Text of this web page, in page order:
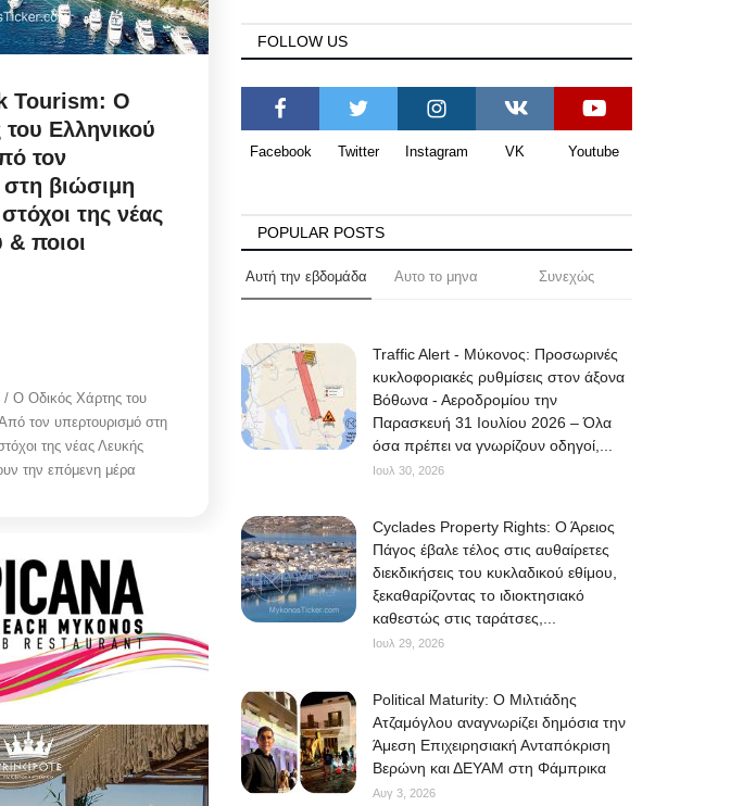
Tourism: Ο
Ελληνικού
τον
βιώσιμη
της νέας
ποιοι
Ο Οδικός Χάρτης του
τον υπερτουρισμό στη
της νέας Λευκής
την επόμενη μέρα
FOLLOW US
Facebook Twitter Instagram VK Youtube
POPULAR POSTS
Αυτή την εβδομάδα Αυτο το μηνα Συνεχώς
Traffic Alert - Μύκονος: Προσωρινές
κυκλοφοριακές ρυθμίσεις στον άξονα
Βόθωνα - Αεροδρομίου την
Παρασκευή 31 Ιουλίου 2026 – Όλα
όσα πρέπει να γνωρίζουν οδηγοί,...
Ιουλ 30, 2026
Cyclades Property Rights: Ο Άρειος
Πάγος έβαλε τέλος στις αυθαίρετες
διεκδικήσεις του κυκλαδικού εθίμου,
ξεκαθαρίζοντας το ιδιοκτησιακό
καθεστώς στις ταράτσες,...
Ιουλ 29, 2026
Political Maturity: Ο Μιλτιάδης
Ατζαμόγλου αναγνωρίζει δημόσια την
Άμεση Επιχειρησιακή Ανταπόκριση
Βερώνη και ΔΕΥΑΜ στη Φάμπρικα
Αυγ 3, 2026